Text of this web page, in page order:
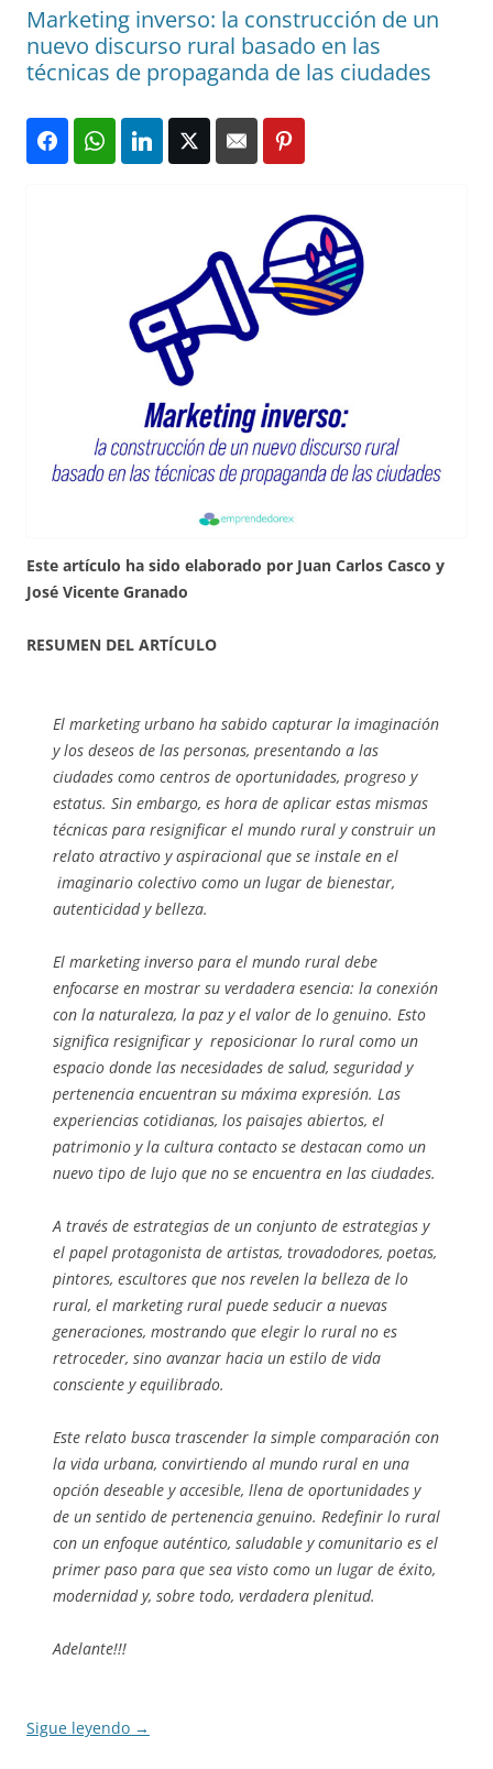
Marketing inverso: la construcción de un
nuevo discurso rural basado en las
técnicas de propaganda de las ciudades
Este artículo ha sido elaborado por Juan Carlos Casco y
José Vicente Granado
RESUMEN DEL ARTÍCULO
El marketing urbano ha sabido capturar la imaginación
y los deseos de las personas, presentando a las
ciudades como centros de oportunidades, progreso y
estatus. Sin embargo, es hora de aplicar estas mismas
técnicas para resignificar el mundo rural y construir un
relato atractivo y aspiracional que se instale en el
imaginario colectivo como un lugar de bienestar,
autenticidad y belleza.
El marketing inverso para el mundo rural debe
enfocarse en mostrar su verdadera esencia: la conexión
con la naturaleza, la paz y el valor de lo genuino. Esto
significa resignificar y reposicionar lo rural como un
espacio donde las necesidades de salud, seguridad y
pertenencia encuentran su máxima expresión. Las
experiencias cotidianas, los paisajes abiertos, el
patrimonio y la cultura contacto se destacan como un
nuevo tipo de lujo que no se encuentra en las ciudades.
A través de estrategias de un conjunto de estrategias y
el papel protagonista de artistas, trovadodores, poetas,
pintores, escultores que nos revelen la belleza de lo
rural, el marketing rural puede seducir a nuevas
generaciones, mostrando que elegir lo rural no es
retroceder, sino avanzar hacia un estilo de vida
consciente y equilibrado.
Este relato busca trascender la simple comparación con
la vida urbana, convirtiendo al mundo rural en una
opción deseable y accesible, llena de oportunidades y
de un sentido de pertenencia genuino. Redefinir lo rural
con un enfoque auténtico, saludable y comunitario es el
primer paso para que sea visto como un lugar de éxito,
modernidad y, sobre todo, verdadera plenitud.
Adelante!!!
Sigue leyendo →